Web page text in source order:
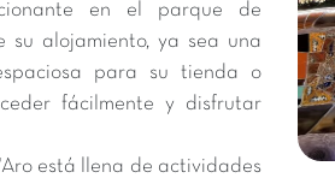
en el parque de
su alojamiento, ya sea una
para su tienda o
fácilmente y disfrutar
está llena de actividades